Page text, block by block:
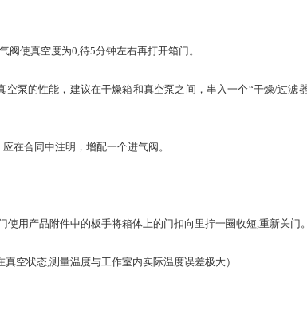
使真空度为0,待5分钟左右再打开箱门。
的性能，建议在干燥箱和真空泵之间，串入一个“干燥/过滤
合同中注明，增配一个进气阀。
用产品附件中的板手将箱体上的门扣向里拧一圈收短,重新关门。
状态,测量温度与工作室内实际温度误差极大）